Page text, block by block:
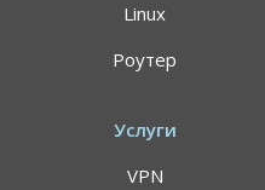
Linux
Роутер
Услуги
VPN